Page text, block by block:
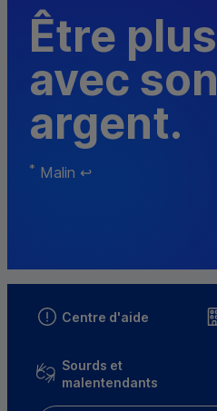
Être plus
avec son
argent.
* Malin ↩Retour au renvoi *
Centre d'aide
Sourds et
malentendants